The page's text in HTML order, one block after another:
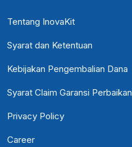
Tentang InovaKit
Syarat dan Ketentuan
Kebijakan Pengembalian Dana
Syarat Claim Garansi Perbaikan
Privacy Policy
Career